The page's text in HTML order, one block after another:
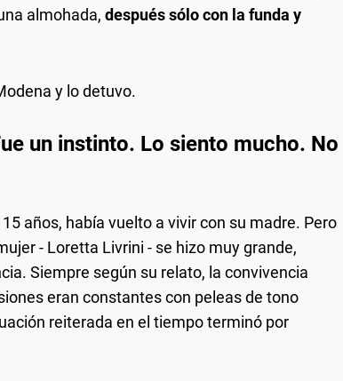
almohada, después sólo con la funda y
y lo detuvo.
un instinto. Lo siento mucho. No
años, había vuelto a vivir con su madre. Pero
- Loretta Livrini - se hizo muy grande,
Siempre según su relato, la convivencia
eran constantes con peleas de tono
reiterada en el tiempo terminó por